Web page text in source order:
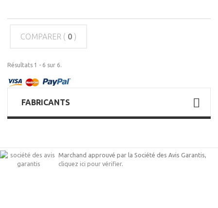
COMPARER ( 0 )
Résultats 1 - 6 sur 6.
FABRICANTS
Marchand approuvé par la Société des Avis Garantis,
cliquez ici pour vérifier.